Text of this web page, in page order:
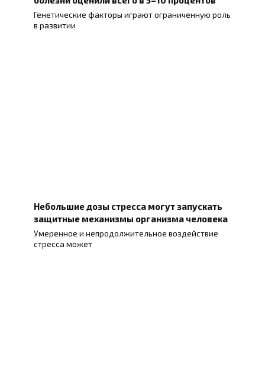
Генетические факторы играют ограниченную роль
в развитии
Небольшие дозы стресса могут запускать
защитные механизмы организма человека
Умеренное и непродолжительное воздействие
стресса может